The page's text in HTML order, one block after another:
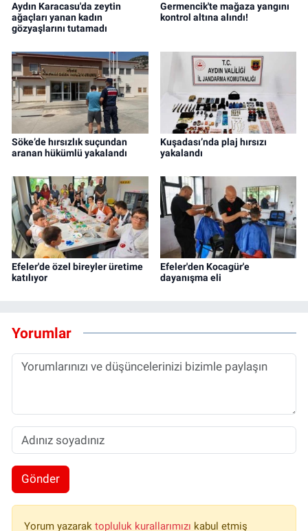
Aydın Karacasu'da zeytin
ağaçları yanan kadın
gözyaşlarını tutamadı
Germencik'te mağaza yangını
kontrol altına alındı!
Söke’de hırsızlık suçundan
aranan hükümlü yakalandı
Kuşadası’nda plaj hırsızı
yakalandı
Efeler'de özel bireyler üretime
katılıyor
Efeler'den Kocagür'e
dayanışma eli
Yorumlar
Gönder
Yorum yazarak topluluk kurallarımızı kabul etmiş